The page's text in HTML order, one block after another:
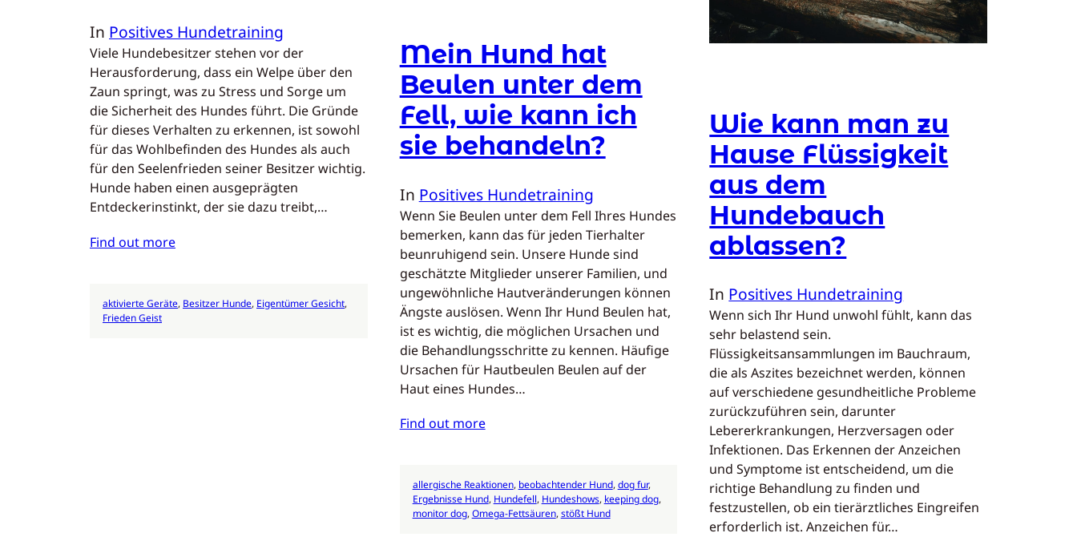
In Positives Hundetraining
Viele Hundebesitzer stehen vor der
Herausforderung, dass ein Welpe über den
Zaun springt, was zu Stress und Sorge um
die Sicherheit des Hundes führt. Die Gründe
für dieses Verhalten zu erkennen, ist sowohl
für das Wohlbefinden des Hundes als auch
für den Seelenfrieden seiner Besitzer wichtig.
Hunde haben einen ausgeprägten
Entdeckerinstinkt, der sie dazu treibt,…
Find out more
aktivierte Geräte, Besitzer Hunde, Eigentümer Gesicht
Frieden Geist
Mein Hund hat
Beulen unter dem
Fell, wie kann ich
sie behandeln?
In Positives Hundetraining
Wenn Sie Beulen unter dem Fell Ihres Hundes
bemerken, kann das für jeden Tierhalter
beunruhigend sein. Unsere Hunde sind
geschätzte Mitglieder unserer Familien, und
ungewöhnliche Hautveränderungen können
Ängste auslösen. Wenn Ihr Hund Beulen hat,
ist es wichtig, die möglichen Ursachen und
die Behandlungsschritte zu kennen. Häufige
Ursachen für Hautbeulen Beulen auf der
Haut eines Hundes…
Find out more
allergische Reaktionen, beobachtender Hund, dog fur
Ergebnisse Hund, Hundefell, Hundeshows, keeping dog
monitor dog, Omega-Fettsäuren, stößt Hund
Wie kann man zu
Hause Flüssigkeit
aus dem
Hundebauch
ablassen?
In Positives Hundetraining
Wenn sich Ihr Hund unwohl fühlt, kann das
sehr belastend sein.
Flüssigkeitsansammlungen im Bauchraum,
die als Aszites bezeichnet werden, können
auf verschiedene gesundheitliche Probleme
zurückzuführen sein, darunter
Lebererkrankungen, Herzversagen oder
Infektionen. Das Erkennen der Anzeichen
und Symptome ist entscheidend, um die
richtige Behandlung zu finden und
festzustellen, ob ein tierärztliches Eingreifen
erforderlich ist. Anzeichen für…